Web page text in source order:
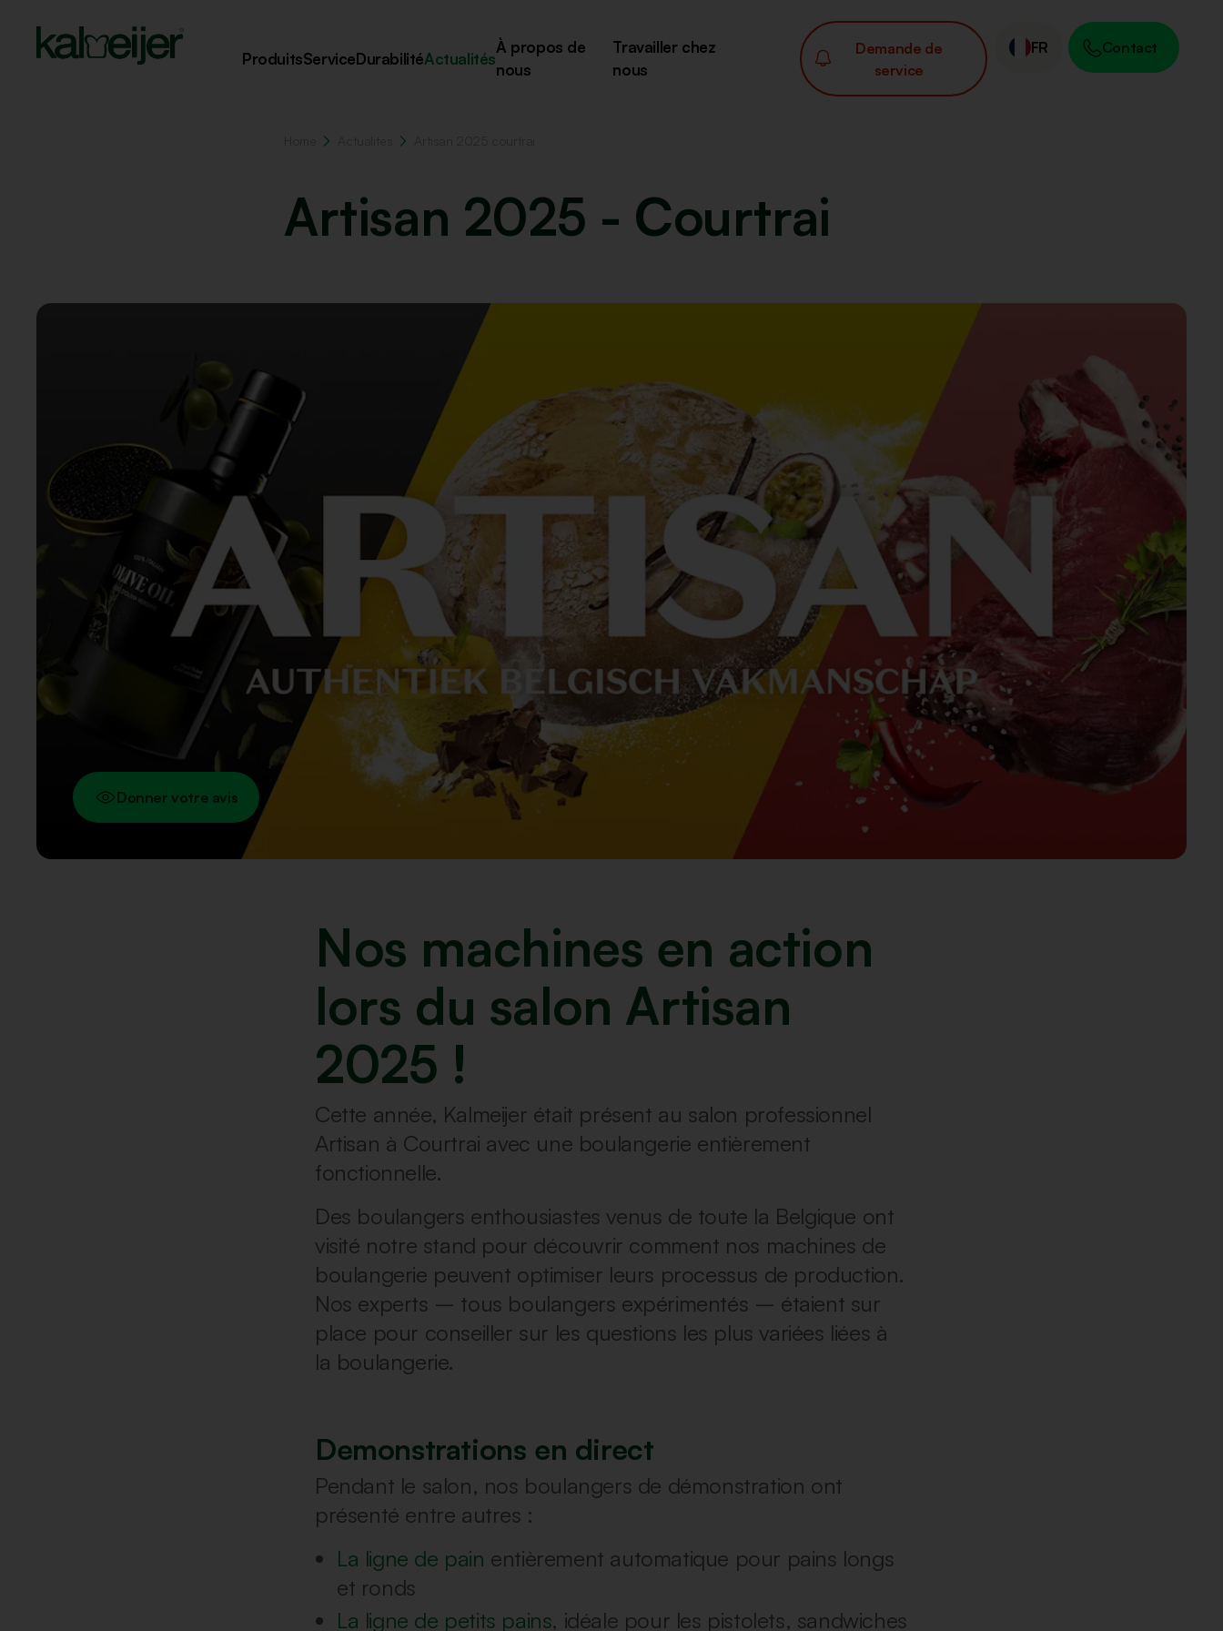
ProduitsServiceDurabilitéActualités
À propos de
nous
Travailler chez
nous
Demande de
service
FR Contact
Artisan 2025 - Courtrai
Donner votre avis
Nos machines en action
lors du salon Artisan
2025 !
Cette année, Kalmeijer était présent au salon professionnel
Artisan à Courtrai avec une boulangerie entièrement
fonctionnelle.
Des boulangers enthousiastes venus de toute la Belgique ont
visité notre stand pour découvrir comment nos machines de
boulangerie peuvent optimiser leurs processus de production.
Nos experts – tous boulangers expérimentés – étaient sur
place pour conseiller sur les questions les plus variées liées à
la boulangerie.
Demonstrations en direct
Pendant le salon, nos boulangers de démonstration ont
présenté entre autres :
La ligne de pain entièrement automatique pour pains longs
et ronds
La ligne de petits pains, idéale pour les pistolets, sandwiches